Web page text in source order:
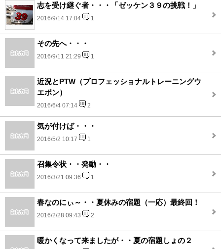
志を受け継ぐ者・・・「ゼッケン３９の挑戦！」
2016/9/14 17:04 1
その先へ・・・
2016/9/11 21:29 1
近況とPTW（プロフェッショナルトレーニングウ
エポン）
2016/6/4 07:14 2
気が付けば・・・
2016/5/2 10:17 1
召集令状・・発動・・
2016/3/21 09:36 1
春なのにぃ～・・夏休みの宿題（一応）最終回！
2016/2/28 09:43 2
暖かくなって来ましたが・・夏の宿題しょの２